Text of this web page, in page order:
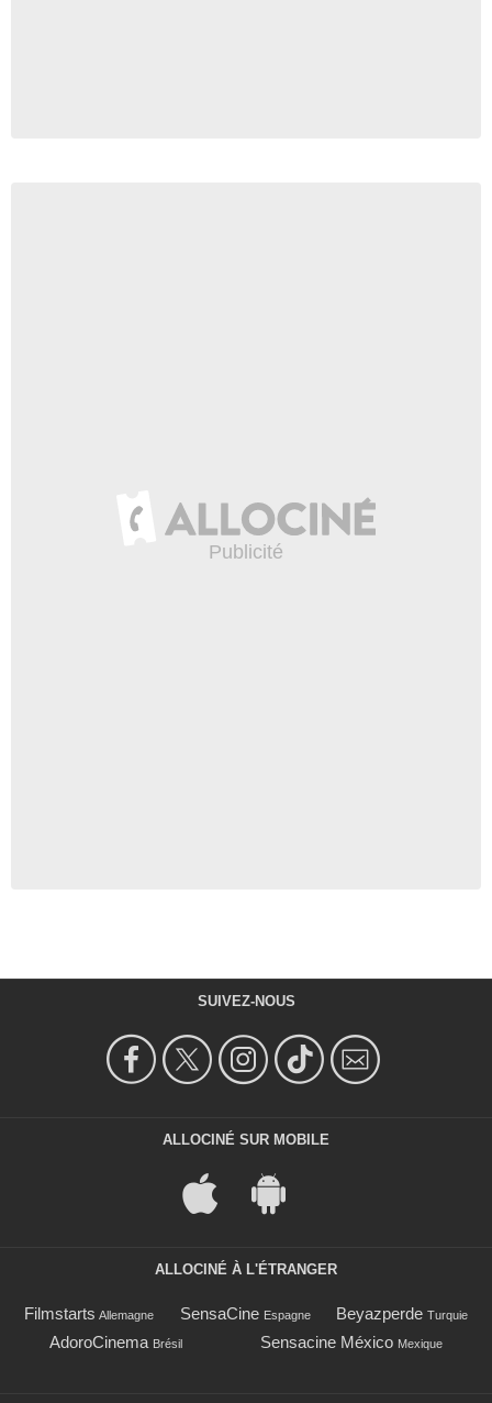
SUIVEZ-NOUS
ALLOCINÉ SUR MOBILE
ALLOCINÉ À L'ÉTRANGER
Filmstarts Allemagne SensaCine Espagne Beyazperde Turquie
AdoroCinema Brésil Sensacine México Mexique